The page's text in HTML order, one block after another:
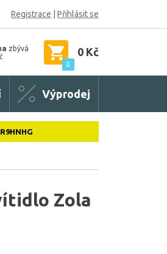
Registrace Přihlásit se
zbývá
0
0 Kč
Výprodej
R9HNHG
Zola